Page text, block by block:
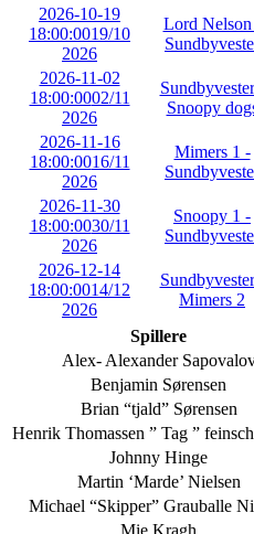
2026-10-19
18:00:0019/10
2026
Lord
2026-11-02
18:00:0002/11
2026
Snoopy
2026-11-16
18:00:0016/11
2026
Mimers 1 -
2026-11-30
18:00:0030/11
2026
Snoopy 1 -
2026-12-14
18:00:0014/12
2026
Mimers 2
Spillere
Alex- Alexander
Benjamin Sørensen
Brian “tjald” Sørensen
Henrik Thomassen ” Tag ”
Johnny Hinge
Martin ‘Marde’ Nielsen
Michael “Skipper” Grauballe
Mie Kragh